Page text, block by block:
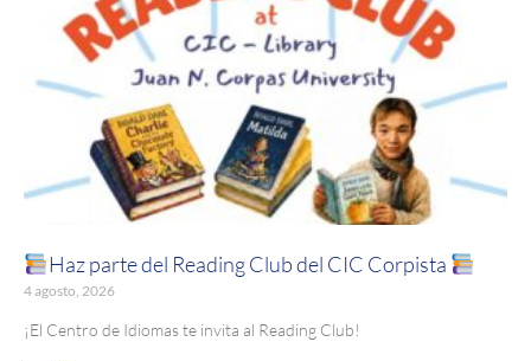
Haz parte del Reading Club del CIC Corpista
4 agosto, 2026
¡El Centro de Idiomas te invita al Reading Club!